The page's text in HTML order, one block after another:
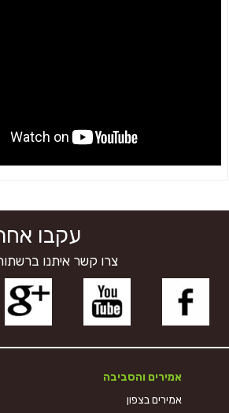
עקבו
צרו קשר איתנו
אמירים והסביבה
אמירים בצפון